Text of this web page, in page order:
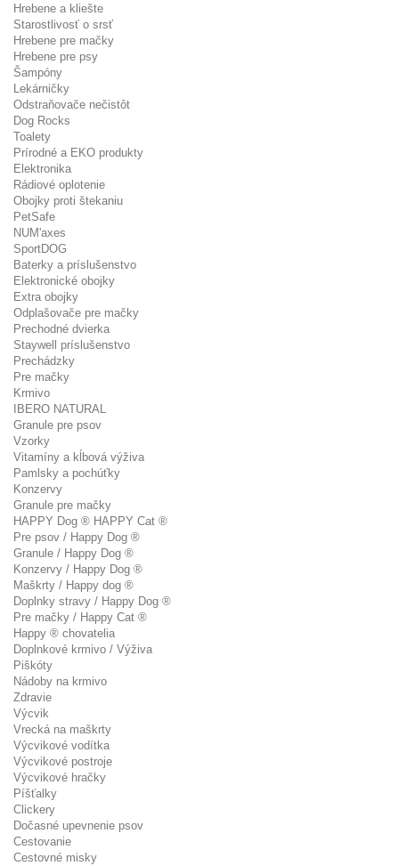
Hrebene a kliešte
Starostlivosť o srsť
Hrebene pre mačky
Hrebene pre psy
Šampóny
Lekárničky
Odstraňovače nečistôt
Dog Rocks
Toalety
Prírodné a EKO produkty
Elektronika
Rádiové oplotenie
Obojky proti štekaniu
PetSafe
NUM'axes
SportDOG
Baterky a príslušenstvo
Elektronické obojky
Extra obojky
Odplašovače pre mačky
Prechodné dvierka
Staywell príslušenstvo
Prechádzky
Pre mačky
Krmivo
IBERO NATURAL
Granule pre psov
Vzorky
Vitamíny a kĺbová výživa
Pamlsky a pochúťky
Konzervy
Granule pre mačky
HAPPY Dog ® HAPPY Cat ®
Pre psov / Happy Dog ®
Granule / Happy Dog ®
Konzervy / Happy Dog ®
Maškrty / Happy dog ®
Doplnky stravy / Happy Dog ®
Pre mačky / Happy Cat ®
Happy ® chovatelia
Doplnkové krmivo / Výživa
Piškóty
Nádoby na krmivo
Zdravie
Výcvik
Vrecká na maškrty
Výcvikové vodítka
Výcvikové postroje
Výcvikové hračky
Píšťalky
Clickery
Dočasné upevnenie psov
Cestovanie
Cestovné misky